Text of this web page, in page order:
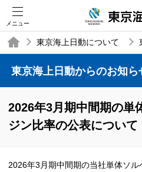
メニュー
東京海上日動について
2026年3月期中間期の単
ジン比率の公表について
東京海上日動からのお知ら
2026年3月期中間期の当社単体ソ